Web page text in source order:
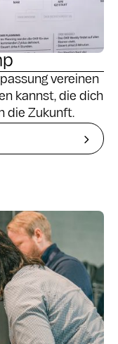
vereinen
kannst, die dich
die Zukunft.